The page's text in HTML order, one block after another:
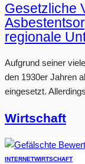
Gesetzliche
regionale
Aufgrund seiner
den 1930er Jahren
eingesetzt.
Wirtschaft
INTERNETWIRTSCHAFT